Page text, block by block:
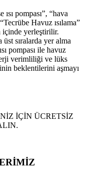
pompası”, “hava
Havuz ısılama”
içinde yerleştirilir.
sıralarda yer alma
pompası ile havuz
verimliliği ve lüks
beklentilerini aşmayı
İÇİN ÜCRETSİZ